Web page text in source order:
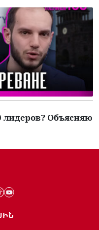
лидеров? Объясняю